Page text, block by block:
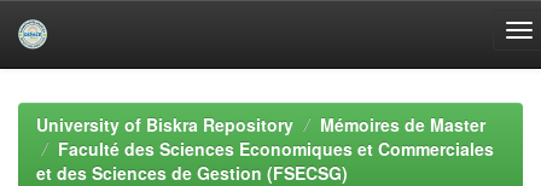
navigationUniversity of Biskra Repository
Mémoires de Master
Faculté des Sciences Economiques et Commerciales
et des Sciences de Gestion (FSECSG)